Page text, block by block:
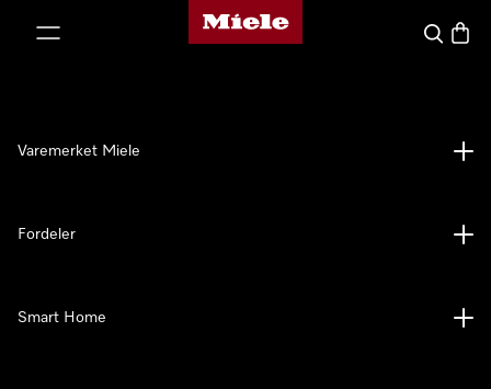
Mieles hjemmeside
Søk
Varemerket Miele
Fordeler
Smart Home